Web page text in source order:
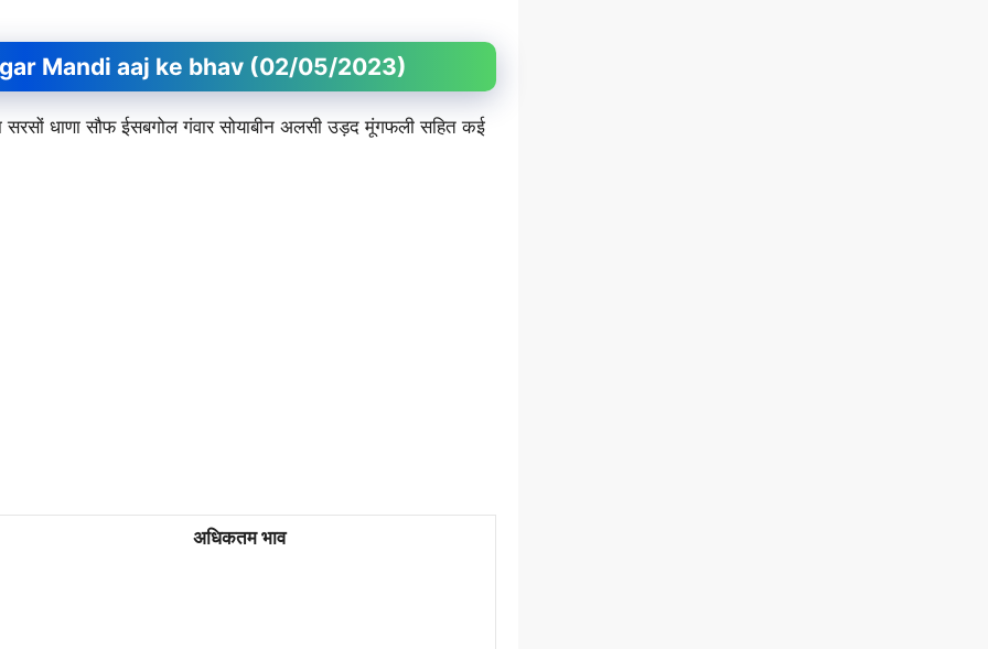
Mandi aaj ke bhav (02/05/2023)
धाणा सौफ ईसबगोल गंवार सोयाबीन अलसी उड़द मूंगफली सहित कई
अधिकतम भाव